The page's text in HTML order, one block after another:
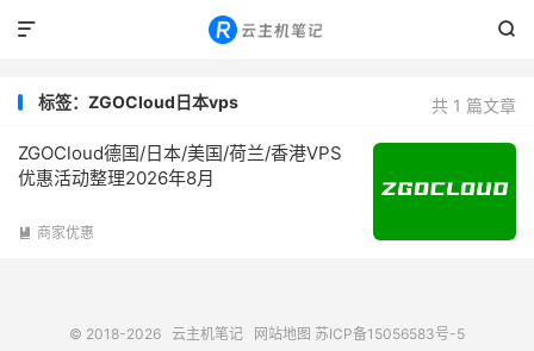


共 1 篇文章
标签：ZGOCloud日本vps
ZGOCloud德国/日本/美国/荷兰/香港VPS
优惠活动整理2026年8月
 商家优惠
© 2018-2026 云主机笔记 网站地图 苏ICP备15056583号-5